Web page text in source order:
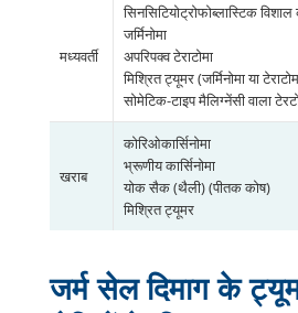
मध्यवर्ती
सिनसिटियोट्रोफोब्लास्टिक
जर्मिनोमा
अपरिपक्व टेराटोमा
मिश्रित ट्यूमर (जर्मिनोमा या
सोमेटिक-टाइप मैलिग्नेंसी वाला
खराब
कोरिओकार्सिनोमा
भ्रूणीय कार्सिनोमा
योक सैक (थैली) (पीतक कोष)
मिश्रित ट्यूमर
जर्म सेल दिमाग के